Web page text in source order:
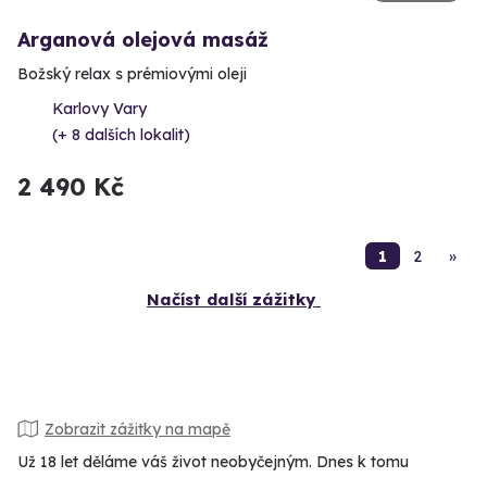
Arganová olejová masáž
Božský relax s prémiovými oleji
Karlovy Vary
(+ 8 dalších lokalit)
2 490 Kč
1 2 »
Načíst další zážitky
Zobrazit zážitky na mapě
Už 18 let děláme váš život neobyčejným. Dnes k tomu